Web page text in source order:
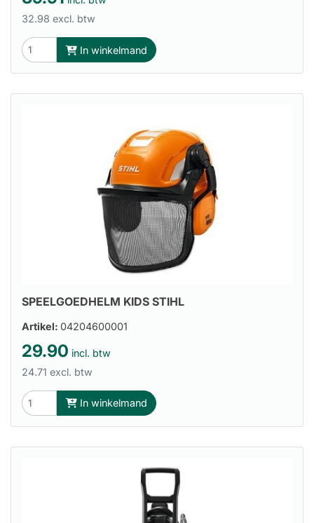
32.98 excl. btw
In winkelmand
SPEELGOEDHELM KIDS STIHL
Artikel: 04204600001
29.90 incl. btw
24.71 excl. btw
In winkelmand